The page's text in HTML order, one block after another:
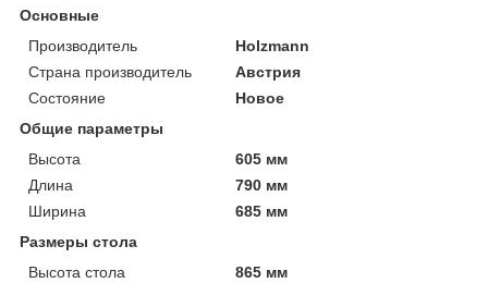
Основные
Производитель
Holzmann
Страна производитель
Австрия
Состояние
Новое
Общие параметры
Высота
605 мм
Длина
790 мм
Ширина
685 мм
Размеры стола
Высота стола
865 мм